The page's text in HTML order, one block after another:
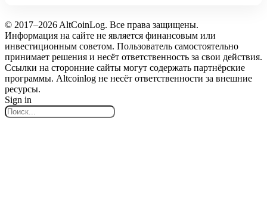
© 2017–2026 AltCoinLog. Все права защищены.
Информация на сайте не является финансовым или
инвестиционным советом. Пользователь самостоятельно
принимает решения и несёт ответственность за свои действия.
Ссылки на сторонние сайты могут содержать партнёрские
программы. Altcoinlog не несёт ответственности за внешние
ресурсы.
Sign in